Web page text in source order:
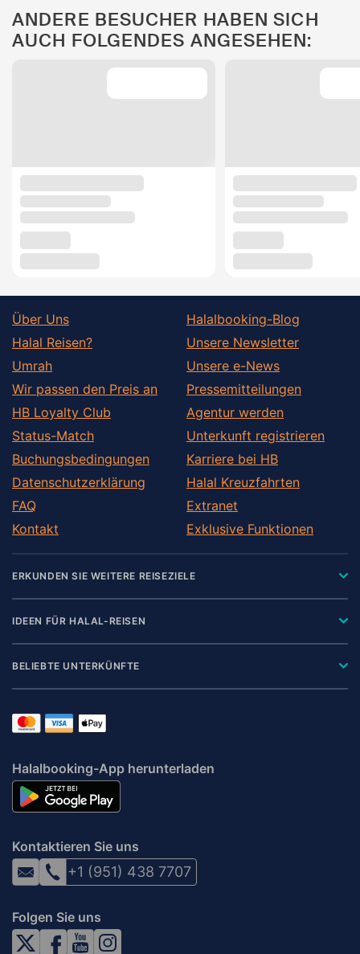
ANDERE BESUCHER HABEN SICH
AUCH FOLGENDES ANGESEHEN:
Über Uns
Halal Reisen?
Umrah
Wir passen den Preis an
HB Loyalty Club
Status-Match
Buchungsbedingungen
Datenschutzerklärung
FAQ
Kontakt
Halalbooking-Blog
Unsere Newsletter
Unsere e-News
Pressemitteilungen
Agentur werden
Unterkunft registrieren
Karriere bei HB
Halal Kreuzfahrten
Extranet
Exklusive Funktionen
ERKUNDEN SIE WEITERE REISEZIELE
IDEEN FÜR HALAL-REISEN
BELIEBTE UNTERKÜNFTE
Halalbooking-App herunterladen
Kontaktieren Sie uns
+1 (951) 438 7707
Folgen Sie uns